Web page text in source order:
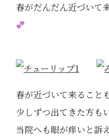
春がだんだん近づいて
春が近づいて来ること
少しずつ出てきた方も
当院へも眼が痒いと訴